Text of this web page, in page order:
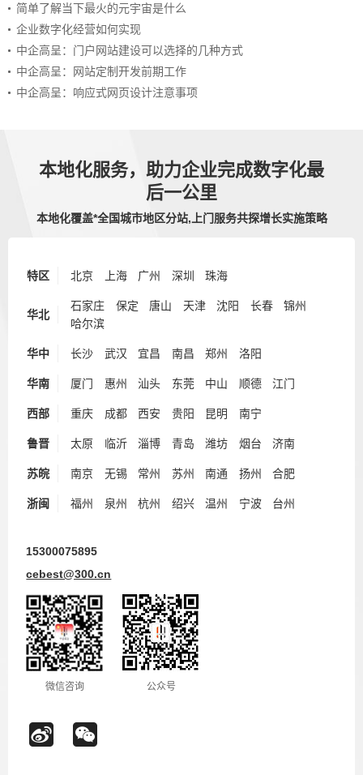
简单了解当下最火的元宇宙是什么
企业数字化经营如何实现
中企高呈：门户网站建设可以选择的几种方式
中企高呈：网站定制开发前期工作
中企高呈：响应式网页设计注意事项
本地化服务，助力企业完成数字化最
后一公里
本地化覆盖*全国城市地区分站,上门服务共探增长实施策略
特区 北京 上海 广州 深圳 珠海
华北
石家庄 保定 唐山 天津 沈阳 长春
锦州
哈尔滨
华中 长沙 武汉 宜昌 南昌 郑州 洛阳
华南 厦门 惠州 汕头 东莞 中山 顺德 江门
西部 重庆 成都 西安 贵阳 昆明 南宁
鲁晋 太原 临沂 淄博 青岛 潍坊 烟台 济南
苏皖 南京 无锡 常州 苏州 南通 扬州 合肥
浙闽 福州 泉州 杭州 绍兴 温州 宁波 台州
15300075895
cebest@300.cn
微信咨询 公众号